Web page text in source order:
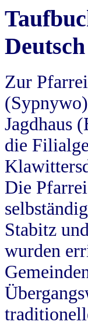
Zur
Jagdhaus
die
Die
Stabitz
wurden